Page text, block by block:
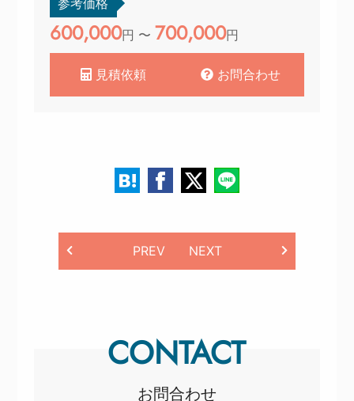
600,000円 〜 700,000円
見積依頼 お問合わせ
PREV NEXT
CONTACT
お問合わせ